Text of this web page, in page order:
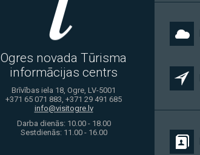
Ogres novada Tūrisma
informācijas centrs
Brīvības iela 18, Ogre, LV-5001
+371 65 071 883, +371 29 491 685
info@visitogre.lv
Darba dienās: 10.00 - 18.00
Sestdienās: 11.00 - 16.00